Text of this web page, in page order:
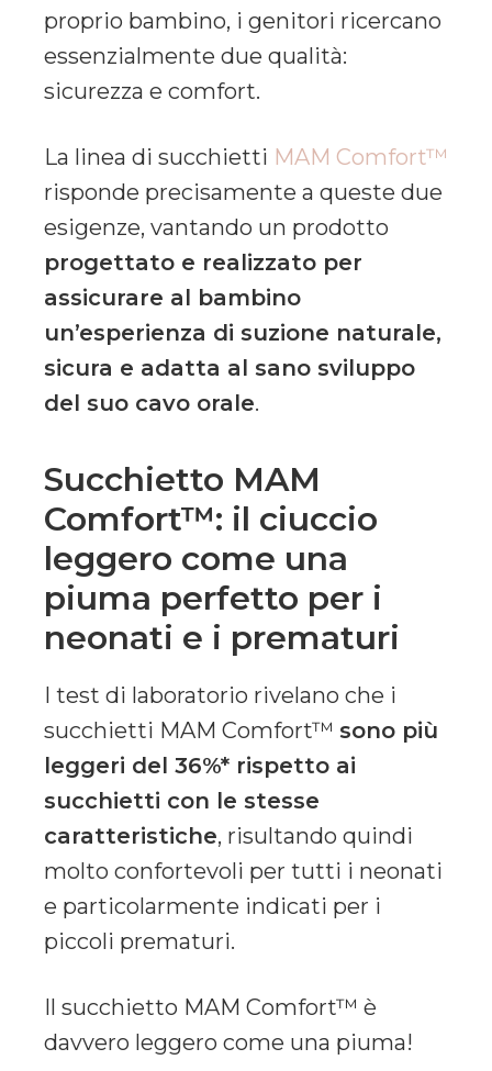
proprio bambino, i genitori ricercano
essenzialmente due qualità:
sicurezza e comfort.
La linea di succhietti MAM Comfort™
risponde precisamente a queste due
esigenze, vantando un prodotto
progettato e realizzato per
assicurare al bambino
un’esperienza di suzione naturale,
sicura e adatta al sano sviluppo
del suo cavo orale.
Succhietto MAM
Comfort™: il ciuccio
leggero come una
piuma perfetto per i
neonati e i prematuri
I test di laboratorio rivelano che i
succhietti MAM Comfort™ sono più
leggeri del 36%* rispetto ai
succhietti con le stesse
caratteristiche, risultando quindi
molto confortevoli per tutti i neonati
e particolarmente indicati per i
piccoli prematuri.
Il succhietto MAM Comfort™ è
davvero leggero come una piuma!